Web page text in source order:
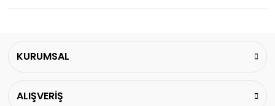
KURUMSAL
ALIŞVERİŞ